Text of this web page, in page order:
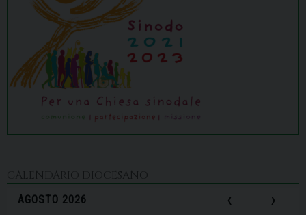
CALENDARIO DIOCESANO
‹
AGOSTO 2026 ›